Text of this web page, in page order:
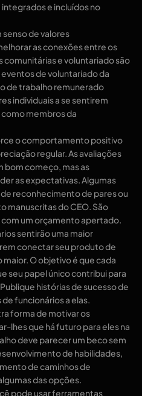
e incluídos no
de valores
as conexões entre os
comunitárias e voluntariado são
de voluntariado da
de trabalho remunerado
individuais a se sentirem
membros da
o comportamento positivo
regular. As avaliações
bom começo, mas as
as expectativas. Algumas
reconhecimento de pares ou
manuscritas do CEO. São
um orçamento apertado.
sentirão uma maior
conectar seu produto de
O objetivo é que cada
seu papel único contribui para
histórias de sucesso de
funcionários a elas.
forma de motivar os
lhes que há futuro para eles na
deve parecer um beco sem
de habilidades,
de caminhos de
das opções.
pode usar ferramentas